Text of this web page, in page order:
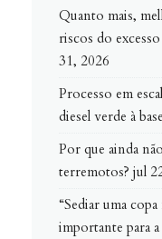
Quanto mais,
riscos do
31, 2026
Processo em
diesel verde à
Por que ainda
terremotos? jul
“Sediar uma
importante para